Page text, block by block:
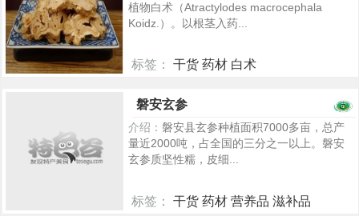
植物白术（Atractylodes macrocephala
Koidz.）。以根茎入药...
标签： 干货 药材 白术
磐安玄参
介绍： 磐安县玄参种植面积7000多亩，总产
量近2000吨，占全国的三分之一以上。磐安
玄参质坚性糯，皮细...
标签： 干货 药材 营养品 滋补品